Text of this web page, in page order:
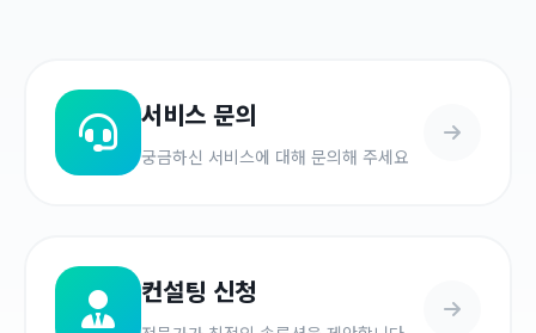
서비스 문의
궁금하신 서비스에 대해 문의해 주세요
컨설팅 신청